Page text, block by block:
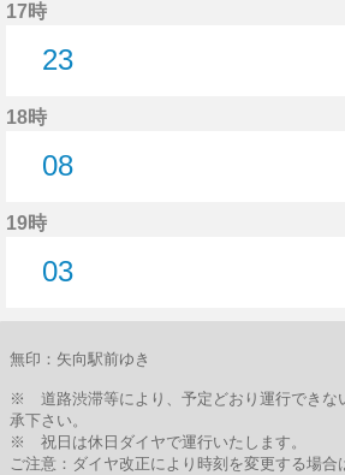
17時
23
18時
08
19時
03
無印：矢向駅前ゆき
※ 道路渋滞等により、予定どおり運行できな
承下さい。
※ 祝日は休日ダイヤで運行いたします。
ご注意：ダイヤ改正により時刻を変更する場合